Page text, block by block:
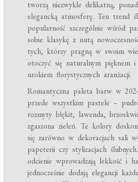
tworzą niezwykle delikatną,
elegancką atmosferę. Ten trend
popularność szczególnie wśród
sobie klasykę z nutą
tych, którzy pragną w swoim
otoczyć się naturalnym pięknem i
urokiem florystycznych aranżacji.
Romantyczna paleta barw w
przede wszystkim pastele –
rozmyty błękit, lawenda,
zgaszona zieleń. Te kolory
się zarówno w dekoracjach sali
papeterii czy stylizacjach
odcienie wprowadzają lekkość i
jednocześnie dodają elegancji